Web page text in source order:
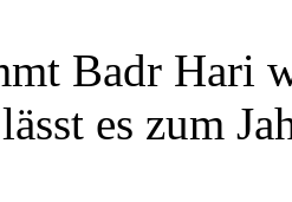
Badr Hari
es zum